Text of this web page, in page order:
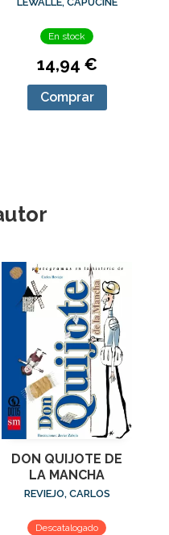
En stock
14,94 €
Comprar
DON QUIJOTE DE
LA MANCHA
REVIEJO, CARLOS
Descatalogado